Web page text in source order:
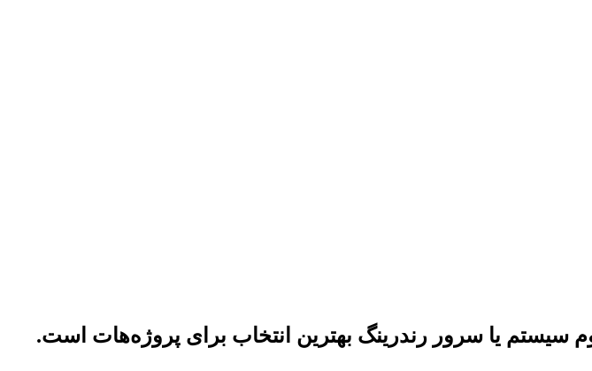
سیستم یا سرور رندرینگ بهترین انتخاب برای پروژه‌هات است.